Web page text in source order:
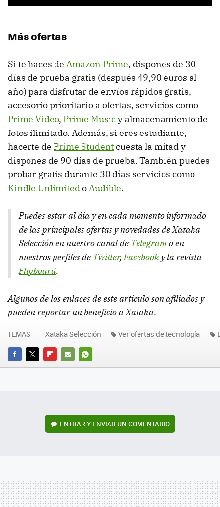
Más ofertas
Si te haces de Amazon Prime, dispones de 30
días de prueba gratis (después 49,90 euros al
año) para disfrutar de envíos rápidos gratis,
accesorio prioritario a ofertas, servicios como
Prime Video, Prime Musicy almacenamiento de
fotos ilimitado. Además, si eres estudiante,
hacerte de Prime Studentcuesta la mitad y
dispones de 90 días de prueba. También puedes
probar gratis durante 30 días servicios como
Kindle UnlimitedoAudible.
Puedes estar al día y en cada momento informado
de las principales ofertas y novedades de Xataka
Selección en nuestro canal de Telegramo en
nuestros perfiles de Twitter,Facebook y la revista
Flipboard.
Algunos de los enlaces de este artículo son afiliados y
pueden reportar un beneficio a Xataka.
FACEBOOK
TWITTERFLIPBOARD
E-
WHATSAPP
TEMAS Xataka Selección Ver ofertas de tecnología
ENTRAR Y ENVIAR UN COMENTARIO